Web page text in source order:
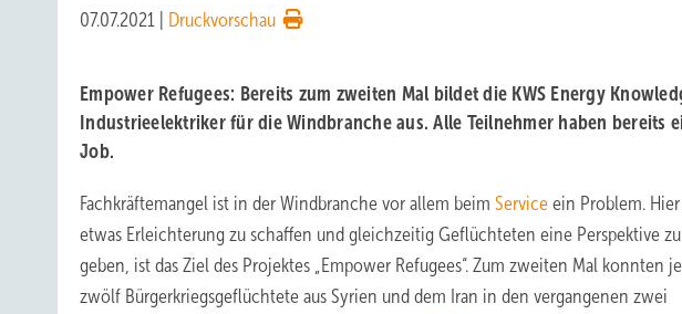
07.07.2021 Druckvorschau
Empower Refugees: Bereits zum zweiten Mal bildet die KWS Energy
Industrieelektriker für die Windbranche aus. Alle Teilnehmer haben bereits
Job.
Fachkräftemangel ist in der Windbranche vor allem beim Service ein Problem. Hier
etwas Erleichterung zu schaffen und gleichzeitig Geflüchteten eine Perspektive zu
geben, ist das Ziel des Projektes „Empower Refugees“. Zum zweiten Mal konnten
zwölf Bürgerkriegsgeflüchtete aus Syrien und dem Iran in den vergangenen zwei